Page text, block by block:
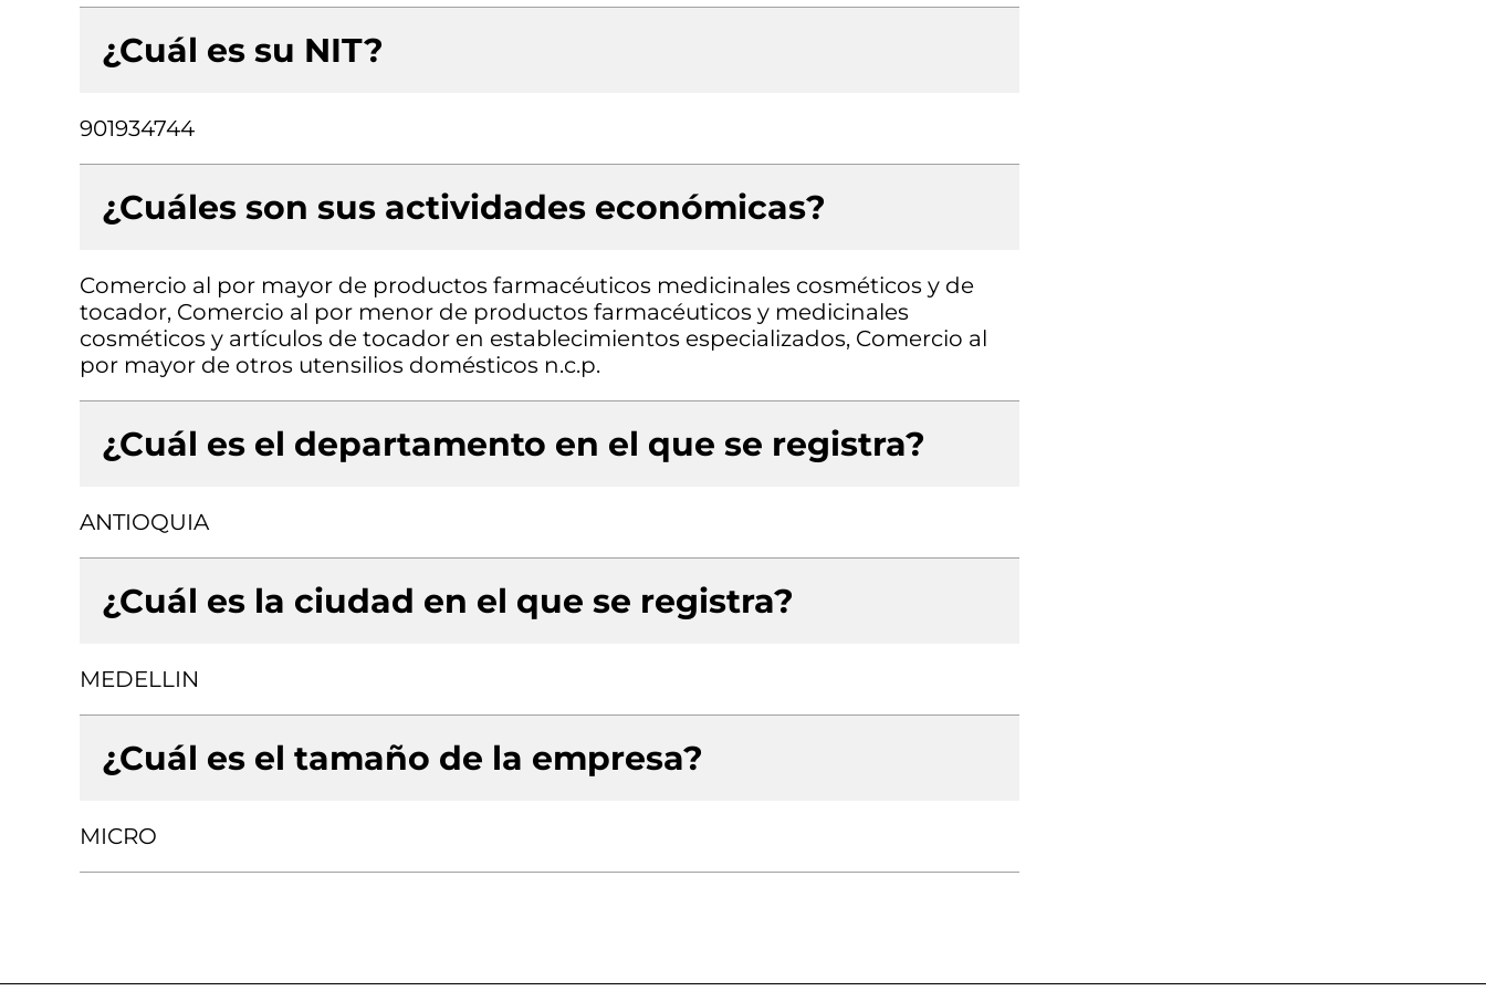
¿Cuál es su NIT?
901934744
¿Cuáles son sus actividades económicas?
Comercio al por mayor de productos farmacéuticos medicinales cosméticos y de
tocador, Comercio al por menor de productos farmacéuticos y medicinales
cosméticos y artículos de tocador en establecimientos especializados, Comercio al
por mayor de otros utensilios domésticos n.c.p.
¿Cuál es el departamento en el que se registra?
ANTIOQUIA
¿Cuál es la ciudad en el que se registra?
MEDELLIN
¿Cuál es el tamaño de la empresa?
MICRO